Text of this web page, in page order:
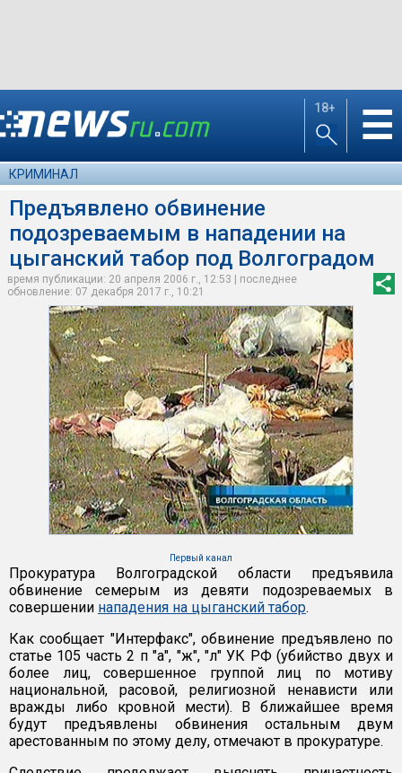
18+ ☰
КРИМИНАЛ
Предъявлено обвинение
подозреваемым в нападении на
цыганский табор под Волгоградом
время публикации: 20 апреля 2006 г., 12:53 | последнее
обновление: 07 декабря 2017 г., 10:21
Первый канал
Прокуратура Волгоградской области предъявила
обвинение семерым из девяти подозреваемых в
совершении нападения на цыганский табор.
Как сообщает "Интерфакс", обвинение предъявлено по
статье 105 часть 2 п "а", "ж", "л" УК РФ (убийство двух и
более лиц, совершенное группой лиц по мотиву
национальной, расовой, религиозной ненависти или
вражды либо кровной мести). В ближайшее время
будут предъявлены обвинения остальным двум
арестованным по этому делу, отмечают в прокуратуре.